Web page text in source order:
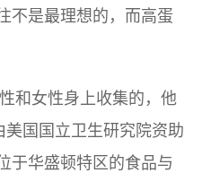
不是最理想的，而高蛋
和女性身上收集的，他
国国立卫生研究院资助
于华盛顿特区的食品与